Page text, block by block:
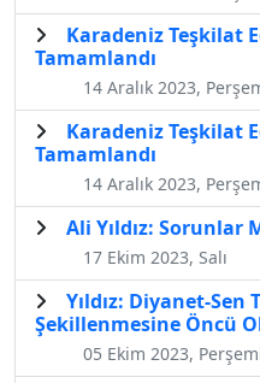
Karadeniz Teşkilat
Tamamlandı
14 Aralık 2023,
Karadeniz Teşkilat
Tamamlandı
14 Aralık 2023,
Ali Yıldız: Sorunlar
17 Ekim 2023, Salı
Yıldız: Diyanet-Sen
Şekillenmesine Öncü
05 Ekim 2023,